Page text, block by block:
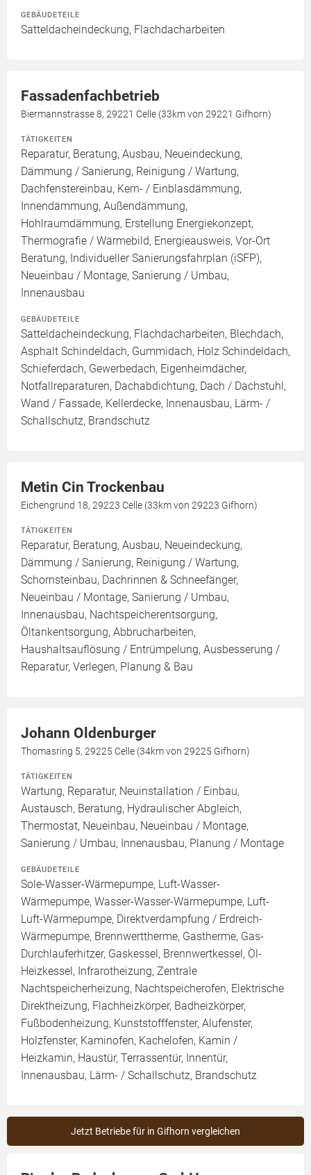
GEBÄUDETEILE
Satteldacheindeckung, Flachdacharbeiten
Fassadenfachbetrieb
Biermannstrasse 8, 29221 Celle (33km von 29221 Gifhorn)
TÄTIGKEITEN
Reparatur, Beratung, Ausbau, Neueindeckung,
Dämmung / Sanierung, Reinigung / Wartung,
Dachfenstereinbau, Kern- / Einblasdämmung,
Innendämmung, Außendämmung,
Hohlraumdämmung, Erstellung Energiekonzept,
Thermografie / Wärmebild, Energieausweis, Vor-Ort
Beratung, Individueller Sanierungsfahrplan (iSFP),
Neueinbau / Montage, Sanierung / Umbau,
Innenausbau
GEBÄUDETEILE
Satteldacheindeckung, Flachdacharbeiten, Blechdach,
Asphalt Schindeldach, Gummidach, Holz Schindeldach,
Schieferdach, Gewerbedach, Eigenheimdächer,
Notfallreparaturen, Dachabdichtung, Dach / Dachstuhl,
Wand / Fassade, Kellerdecke, Innenausbau, Lärm- /
Schallschutz, Brandschutz
Metin Cin Trockenbau
Eichengrund 18, 29223 Celle (33km von 29223 Gifhorn)
TÄTIGKEITEN
Reparatur, Beratung, Ausbau, Neueindeckung,
Dämmung / Sanierung, Reinigung / Wartung,
Schornsteinbau, Dachrinnen & Schneefänger,
Neueinbau / Montage, Sanierung / Umbau,
Innenausbau, Nachtspeicherentsorgung,
Öltankentsorgung, Abbrucharbeiten,
Haushaltsauflösung / Entrümpelung, Ausbesserung /
Reparatur, Verlegen, Planung & Bau
Johann Oldenburger
Thomasring 5, 29225 Celle (34km von 29225 Gifhorn)
TÄTIGKEITEN
Wartung, Reparatur, Neuinstallation / Einbau,
Austausch, Beratung, Hydraulischer Abgleich,
Thermostat, Neueinbau, Neueinbau / Montage,
Sanierung / Umbau, Innenausbau, Planung / Montage
GEBÄUDETEILE
Sole-Wasser-Wärmepumpe, Luft-Wasser-
Wärmepumpe, Wasser-Wasser-Wärmepumpe, Luft-
Luft-Wärmepumpe, Direktverdampfung / Erdreich-
Wärmepumpe, Brennwerttherme, Gastherme, Gas-
Durchlauferhitzer, Gaskessel, Brennwertkessel, Öl-
Heizkessel, Infrarotheizung, Zentrale
Nachtspeicherheizung, Nachtspeicherofen, Elektrische
Direktheizung, Flachheizkörper, Badheizkörper,
Fußbodenheizung, Kunststofffenster, Alufenster,
Holzfenster, Kaminofen, Kachelofen, Kamin /
Heizkamin, Haustür, Terrassentür, Innentür,
Innenausbau, Lärm- / Schallschutz, Brandschutz
Jetzt Betriebe für in Gifhorn vergleichen